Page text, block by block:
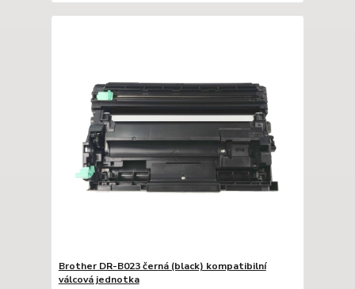
Brother DR-B023 černá (black) kompatibilní
válcová jednotka